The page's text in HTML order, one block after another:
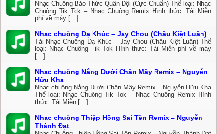
Nhạc Chuông Báo Thức Quân Đội (Cực Chuẩn) Thể loại: Nhạc
Chuông Tik Tok – Nhạc Chuông Remix Hình thức: Tải Miễn
phí về máy […]
Nhạc chuông Dạ Khúc – Jay Chou (Châu Kiệt Luân)
Tải Nhạc Chuông Dạ Khúc – Jay Chou (Châu Kiệt Luân) Thể
loại: Nhạc Chuông Tik Tok Hình thức: Tải Miễn phí về máy
[…]
Nhạc chuông Nắng Dưới Chân Mây Remix – Nguyễn
Hữu Kha
Nhạc chuông Nắng Dưới Chân Mây Remix – Nguyễn Hữu Kha
Thể loại: Nhạc Chuông Tik Tok – Nhạc Chuông Remix Hình
thức: Tải Miễn […]
Nhạc chuông Thiệp Hồng Sai Tên Remix – Nguyễn
Thành Đạt